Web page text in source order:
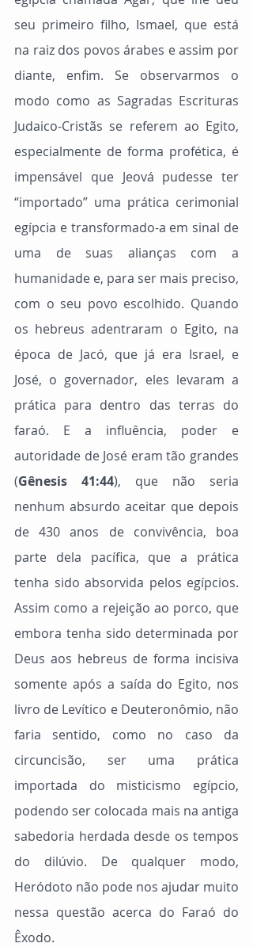
seu primeiro filho, Ismael, que está
na raiz dos povos árabes e assim por
diante, enfim. Se observarmos o
modo como as Sagradas Escrituras
Judaico-Cristãs se referem ao Egito,
especialmente de forma profética, é
impensável que Jeová pudesse ter
“importado” uma prática cerimonial
egípcia e transformado-a em sinal de
uma de suas alianças com a
humanidade e, para ser mais preciso,
com o seu povo escolhido. Quando
os hebreus adentraram o Egito, na
época de Jacó, que já era Israel, e
José, o governador, eles levaram a
prática para dentro das terras do
faraó. E a influência, poder e
autoridade de José eram tão grandes
(Gênesis 41:44), que não seria
nenhum absurdo aceitar que depois
de 430 anos de convivência, boa
parte dela pacífica, que a prática
tenha sido absorvida pelos egípcios.
Assim como a rejeição ao porco, que
embora tenha sido determinada por
Deus aos hebreus de forma incisiva
somente após a saída do Egito, nos
livro de Levítico e Deuteronômio, não
faria sentido, como no caso da
circuncisão, ser uma prática
importada do misticismo egípcio,
podendo ser colocada mais na antiga
sabedoria herdada desde os tempos
do dilúvio. De qualquer modo,
Heródoto não pode nos ajudar muito
nessa questão acerca do Faraó do
Êxodo.